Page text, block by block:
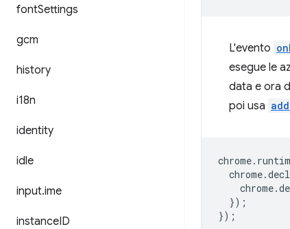
fontSettings
gcm
history
i18n
identity
idle
input.ime
instanceID
L'evento
esegue le
data e ora
poi usa
chrome.
chrome.
chrome.
});
});